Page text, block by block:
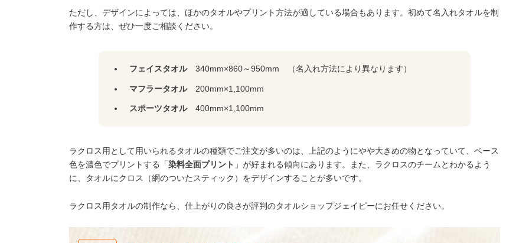
ただし、デザインによっては、ほかのタオルやプリント方法が適している場合もあります。初めて名入れタオルを制
作する方は、ぜひ一度ご相談ください。
フェイスタオル340mm×860～950mm （名入れ方法により異なります）
マフラータオル200mm×1,100mm
スポーツタオル400mm×1,100mm
ラクロス用として用いられるタオルの種類でご注文が多いのは、上記のようにやや大きめの物となっていて、ベース
色を濃色でプリントする「染料全面プリント 」が好まれる傾向にあります。また、ラクロスのチームとわかるよう
に、タオルにクロス（網のついたスティック）をデザインすることが多いです。
ラクロス用タオルの制作なら、仕上がりの良さが評判のタオルショップジェイピーにお任せください。